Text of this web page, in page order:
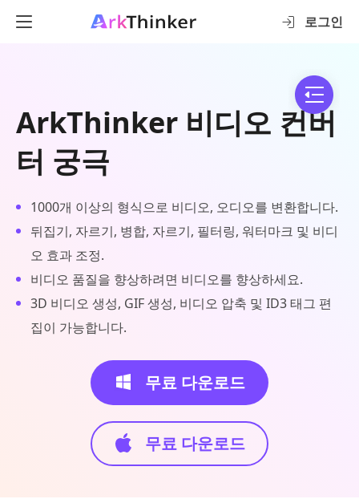
로그인
ArkThinker 비디오 컨버
터 궁극
1000개 이상의 형식으로 비디오, 오디오를 변환합니다.
뒤집기, 자르기, 병합, 자르기, 필터링, 워터마크 및 비디
오 효과 조정.
비디오 품질을 향상하려면 비디오를 향상하세요.
3D 비디오 생성, GIF 생성, 비디오 압축 및 ID3 태그 편
집이 가능합니다.
무료 다운로드
무료 다운로드